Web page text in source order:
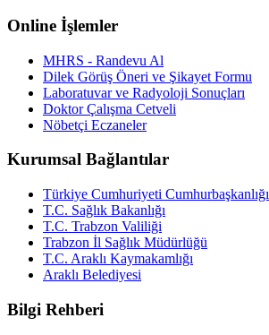
Online İşlemler
MHRS - Randevu Al
Dilek Görüş Öneri ve Şikayet Formu
Laboratuvar ve Radyoloji Sonuçları
Doktor Çalışma Cetveli
Nöbetçi Eczaneler
Kurumsal Bağlantılar
Türkiye Cumhuriyeti Cumhurbaşkanlığı
T.C. Sağlık Bakanlığı
T.C. Trabzon Valiliği
Trabzon İl Sağlık Müdürlüğü
T.C. Araklı Kaymakamlığı
Araklı Belediyesi
Bilgi Rehberi